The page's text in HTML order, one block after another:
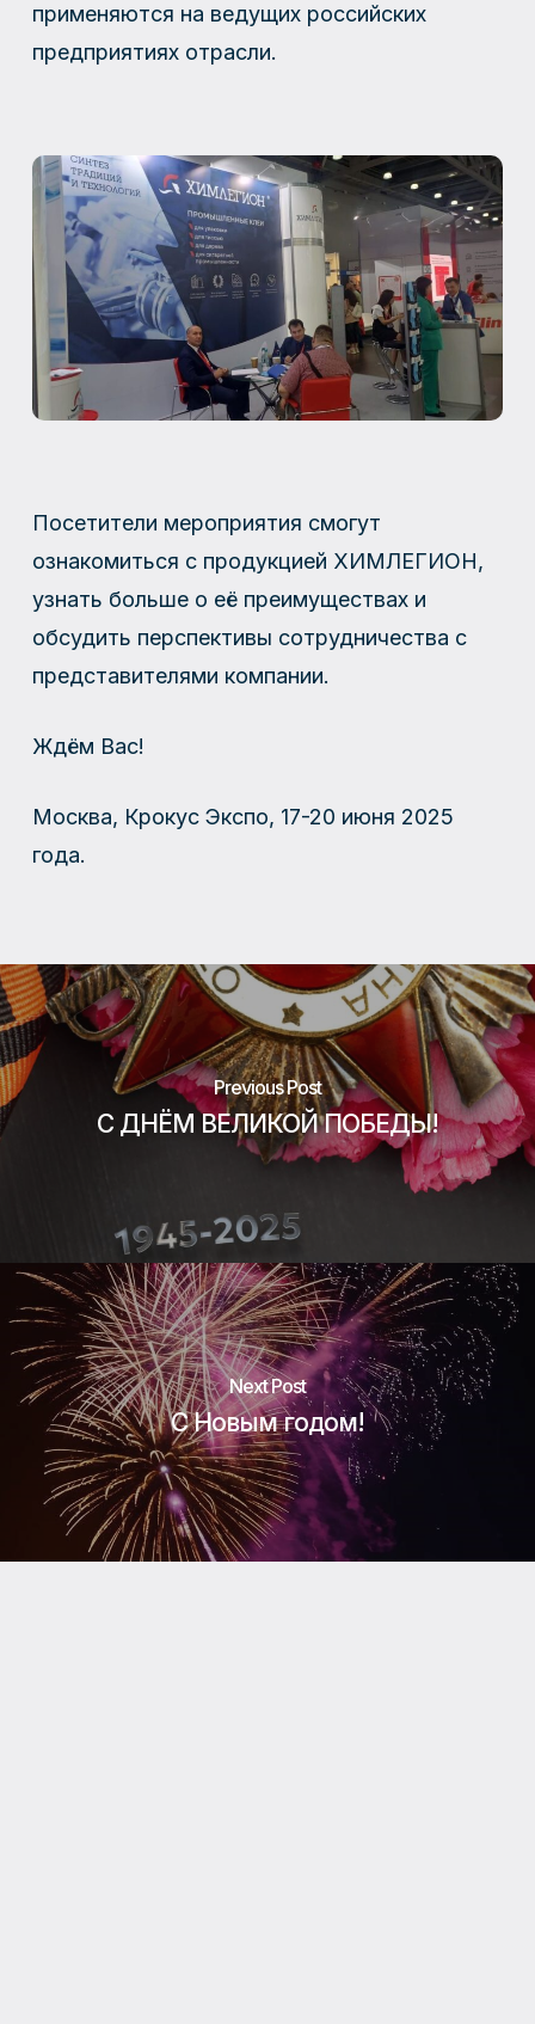
применяются на ведущих российских
предприятиях отрасли.
Посетители мероприятия смогут
ознакомиться с продукцией ХИМЛЕГИОН,
узнать больше о её преимуществах и
обсудить перспективы сотрудничества с
представителями компании.
Ждём Вас!
Москва, Крокус Экспо, 17-20 июня 2025
года.
Previous Post
С ДНЁМ ВЕЛИКОЙ ПОБЕДЫ!
Next Post
С Новым годом!